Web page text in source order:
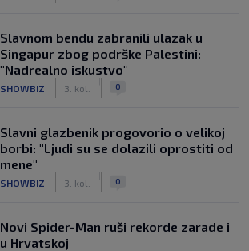
Slavnom bendu zabranili ulazak u
Singapur zbog podrške Palestini:
"Nadrealno iskustvo"
SHOWBIZ 3. kol. 0
Slavni glazbenik progovorio o velikoj
borbi: "Ljudi su se dolazili oprostiti od
mene"
SHOWBIZ 3. kol. 0
Novi Spider-Man ruši rekorde zarade i
u Hrvatskoj